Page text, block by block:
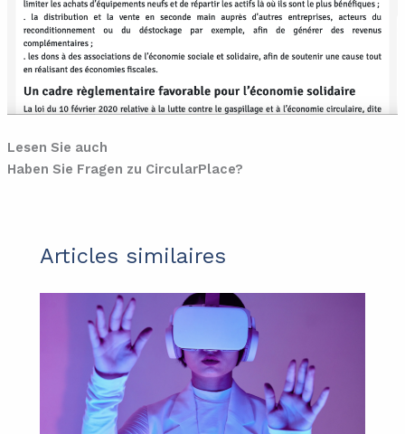
Lesen Sie auch
Haben Sie Fragen zu CircularPlace?
Articles similaires